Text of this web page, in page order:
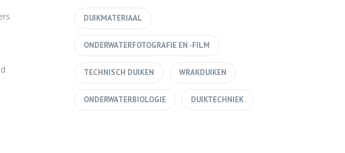
DUIKMATERIAAL
ONDERWATERFOTOGRAFIE EN -FILM
TECHNISCH DUIKEN WRAKDUIKEN
ONDERWATERBIOLOGIE DUIKTECHNIEK